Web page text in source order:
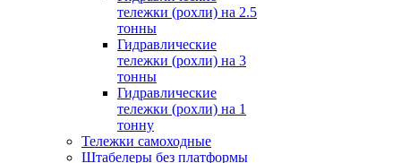
тележки (рохли) на 2.5
тонны
Гидравлические
тележки (рохли) на 3
тонны
Гидравлические
тележки (рохли) на 1
тонну
Тележки самоходные
Штабелеры без платформы